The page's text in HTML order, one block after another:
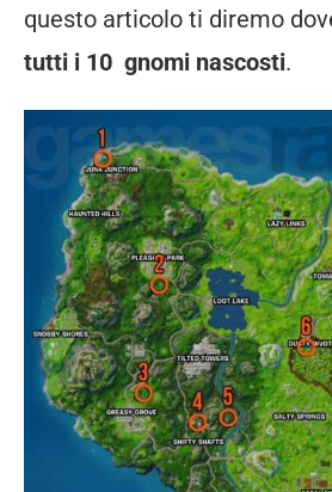
questo articolo ti diremo
tutti i 10 gnomi nascosti.